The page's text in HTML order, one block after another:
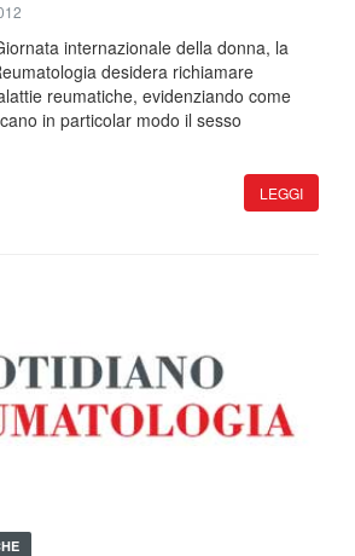
internazionale della donna, la
desidera richiamare
reumatiche, evidenziando come
in particolar modo il sesso
LEGGI